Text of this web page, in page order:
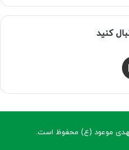
کنید
شنوتو
موعود (ع) محفوظ است.